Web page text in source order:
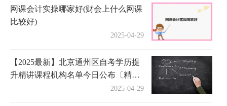
网课会计实操哪家好(财会上什么网课
比较好)
2025-04-29
【2025最新】北京通州区自考学历提
升精讲课程机构名单今日公布〔精选
2025-04-29